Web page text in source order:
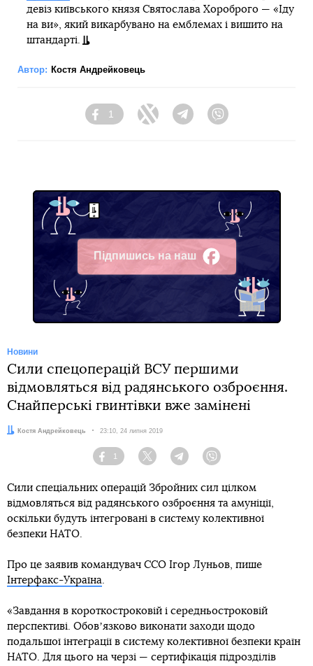
девіз київського князя Святослава Хороброго — «Іду
на ви», який викарбувано на емблемах і вишито на
штандарті.
Автор: Костя Андрейковець
Facebook
1
Twitter TelegramViber
Підпишись на наш
Facebook
Новини
Сили спецоперацій ВСУ першими
відмовляться від радянського озброєння.
Снайперські гвинтівки вже замінені
Автор:Костя Андрейковець Дата:
23:10, 24 липня 2019
Facebook
1
Twitter TelegramViber
Сили спеціальних операцій Збройних сил цілком
відмовляться від радянського озброєння та амуніції,
оскільки будуть інтегровані в систему колективної
безпеки НАТО.
Про це заявив командувач ССО Ігор Луньов, пише
Інтерфакс-Україна
«Завдання в короткостроковій і середньостроковій
перспективі. Обовʼязково виконати заходи щодо
подальшої інтеграції в систему колективної безпеки країн
НАТО. Для цього на черзі — сертифікація підрозділів